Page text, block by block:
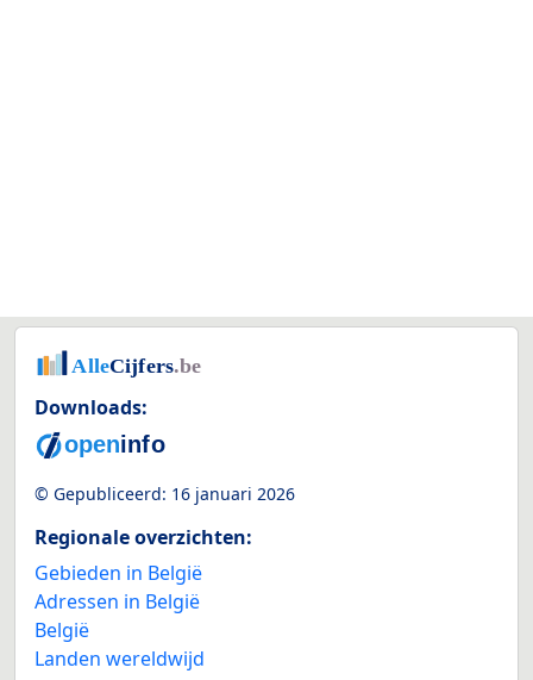
Downloads:
© Gepubliceerd: 16 januari 2026
Regionale overzichten:
Gebieden in België
Adressen in België
België
Landen wereldwijd